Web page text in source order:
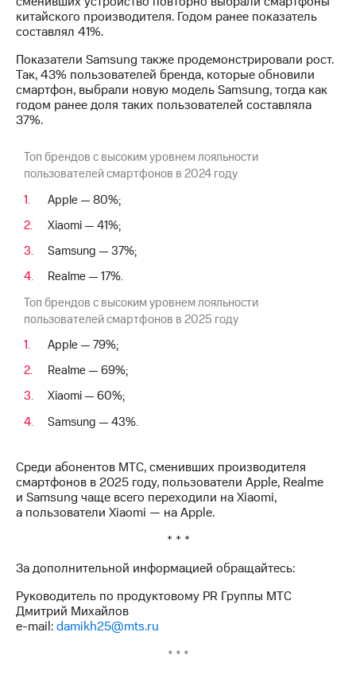
Программа
приобретения
Порядок
выкупа
акций
Дивиденды
Рынок
Еврооблигации-2023
Уведомление
о
погашении
именных
Другое
Регистратор
Реквизиты
Контакты
деловая этика
На главную
китайского производителя. Годом ранее показатель
составлял 41%.
Показатели Samsung также продемонстрировали рост.
Так, 43% пользователей бренда, которые обновили
смартфон, выбрали новую модель Samsung, тогда как
годом ранее доля таких пользователей составляла
37%.
Топ брендов с высоким уровнем лояльности
пользователей смартфонов в 2024 году
Apple — 80%;
Xiaomi — 41%;
Samsung — 37%;
Realme — 17%.
Топ брендов с высоким уровнем лояльности
пользователей смартфонов в 2025 году
Apple — 79%;
Realme — 69%;
Xiaomi — 60%;
Samsung — 43%.
Среди абонентов МТС, сменивших производителя
смартфонов в 2025 году, пользователи Apple, Realme
и Samsung чаще всего переходили на Xiaomi,
а пользователи Xiaomi — на Apple.
* * *
За дополнительной информацией обращайтесь:
Руководитель по продуктовому PR Группы МТС
Дмитрий Михайлов
e-mail:damikh25@mts.ru
* * *